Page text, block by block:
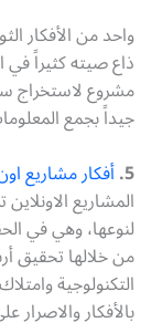
واحد من الأفكار
ذاع صيته كثيراً في
مشروع لاستخراج
جيداً بجمع
5. أفكار مشاريع
المشاريع
لنوعها، وهي في
من خلالها تحقيق
التكنولوجية
بالأفكار والاصرار